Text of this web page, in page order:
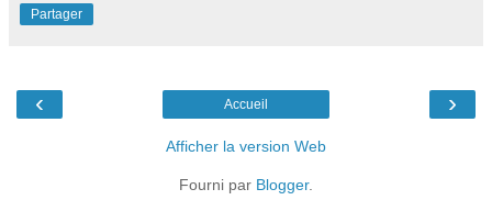
Partager
‹ ›
Accueil
Afficher la version Web
Fourni par Blogger.